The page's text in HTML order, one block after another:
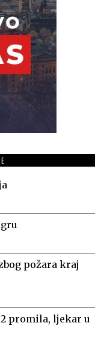
požara kraj
promila, ljekar u